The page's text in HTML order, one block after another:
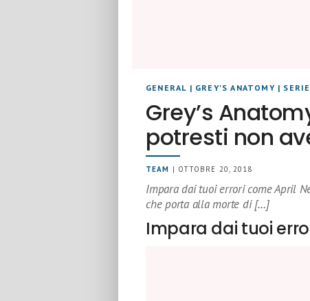
GENERAL | GREY'S ANATOMY|
Grey’s
potresti non
TEAM | OTTOBRE 20, 2018
Impara dai tuoi errori come April
che porta alla morte di […]
Impara dai tuoi